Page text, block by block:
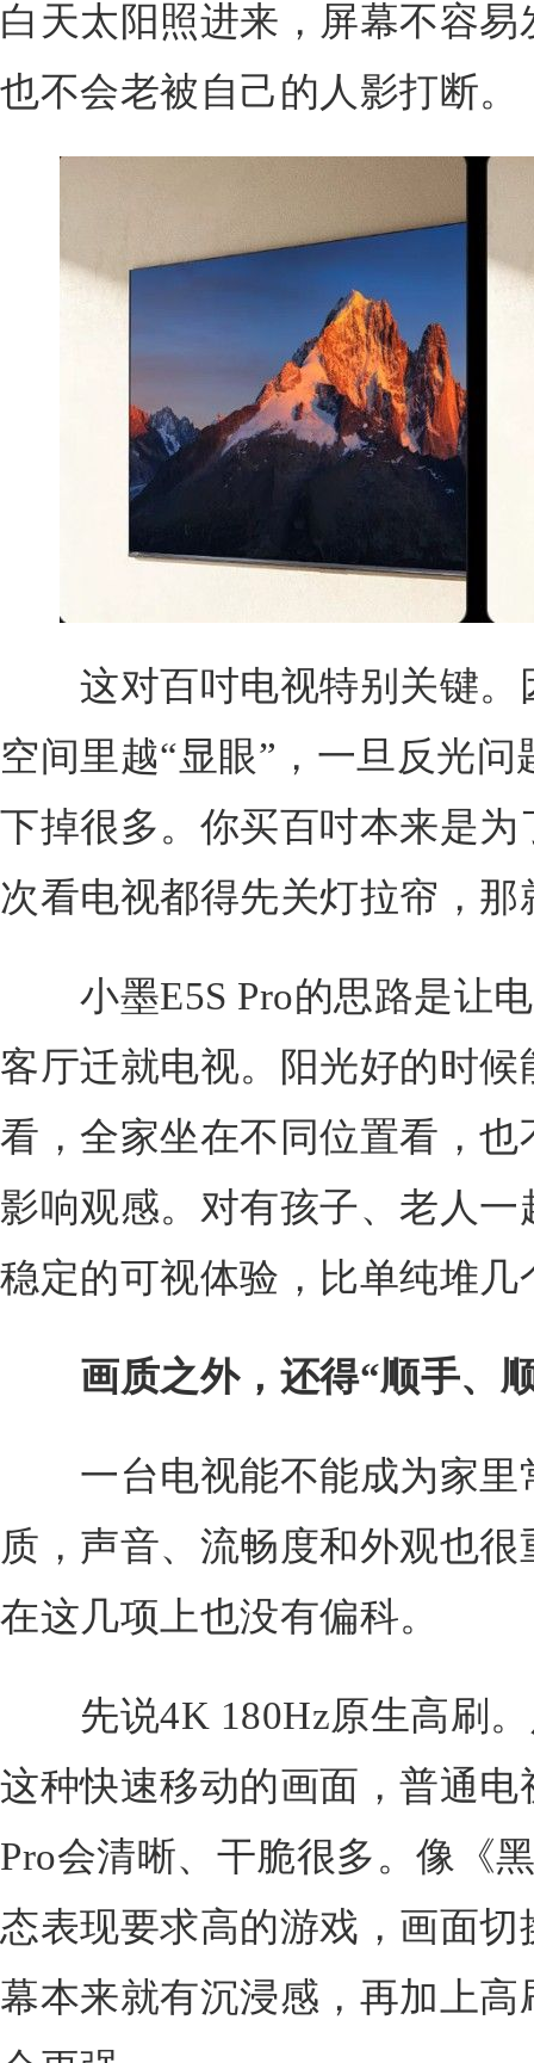
白天太阳照进来，屏幕不容
也不会老被自己的人影打断。
这对百吋电视特别关键。
空间里越“显眼”，一旦反光
下掉很多。你买百吋本来是
次看电视都得先关灯拉帘，
小墨E5S Pro的思路是让电
客厅迁就电视。阳光好的时
看，全家坐在不同位置看，
影响观感。对有孩子、老人
稳定的可视体验，比单纯堆
画质之外，还得“顺手、
一台电视能不能成为家里
质，声音、流畅度和外观也很
在这几项上也没有偏科。
先说4K 180Hz原生高刷。
这种快速移动的画面，普通电
Pro会清晰、干脆很多。像《
态表现要求高的游戏，画面
幕本来就有沉浸感，再加上